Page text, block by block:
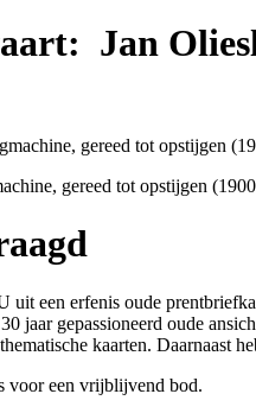
Jan
gereed tot opstijgen
uit een erfenis oude
jaar gepassioneerd oude
kaarten. Daarnaast
voor een vrijblijvend bod.